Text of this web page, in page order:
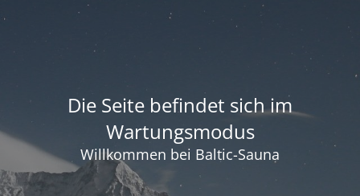
Die Seite befindet sich im
Wartungsmodus
Willkommen bei Baltic-Sauna